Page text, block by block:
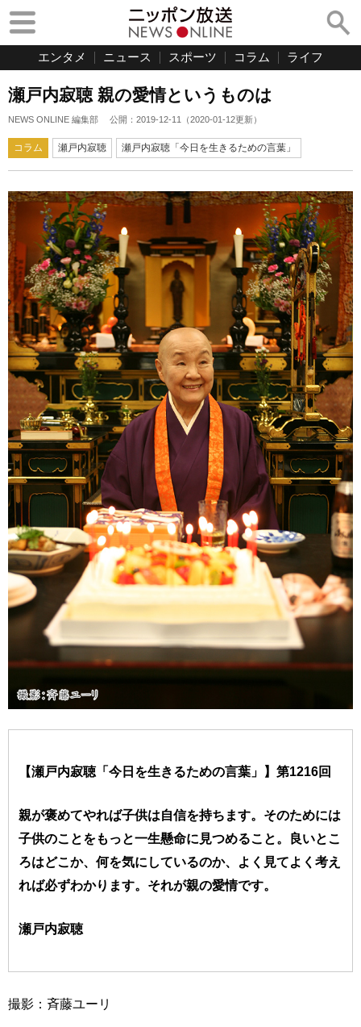
エンタメ ニュース スポーツ コラム ライフ
瀬戸内寂聴 親の愛情というものは
NEWS ONLINE 編集部 公開： 2019-12-11 （2020-01-12更新）
コラム 瀬戸内寂聴 瀬戸内寂聴「今日を生きるための言葉」
【瀬戸内寂聴「今日を生きるための言葉」】第1216回
親が褒めてやれば子供は自信を持ちます。そのためには
子供のことをもっと一生懸命に見つめること。良いとこ
ろはどこか、何を気にしているのか、よく見てよく考え
れば必ずわかります。それが親の愛情です。
瀬戸内寂聴
撮影：斉藤ユーリ